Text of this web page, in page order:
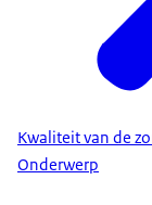
Kwaliteit van de
Onderwerp